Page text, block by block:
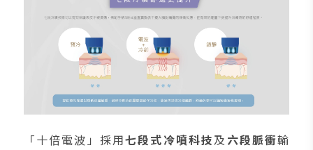
「十倍電波」採用七段式冷噴科技及 六段脈衝輸